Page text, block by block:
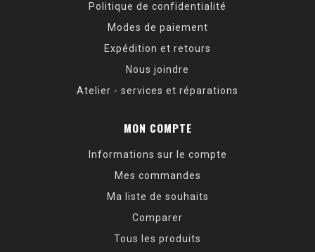
Politique de confidentialité
Modes de paiement
Expédition et retours
Nous joindre
Atelier - services et réparations
MON COMPTE
Informations sur le compte
Mes commandes
Ma liste de souhaits
Comparer
Tous les produits